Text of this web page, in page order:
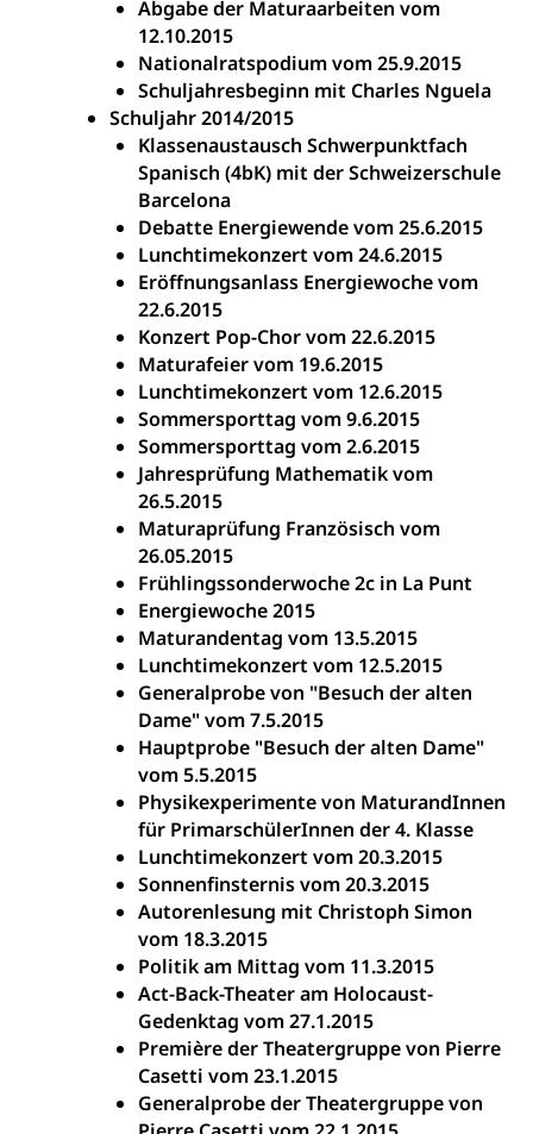
Abgabe der Maturaarbeiten vom
12.10.2015
Nationalratspodium vom 25.9.2015
Schuljahresbeginn mit Charles Nguela
Schuljahr 2014/2015
Klassenaustausch Schwerpunktfach
Spanisch (4bK) mit der Schweizerschule
Barcelona
Debatte Energiewende vom 25.6.2015
Lunchtimekonzert vom 24.6.2015
Eröffnungsanlass Energiewoche vom
22.6.2015
Konzert Pop-Chor vom 22.6.2015
Maturafeier vom 19.6.2015
Lunchtimekonzert vom 12.6.2015
Sommersporttag vom 9.6.2015
Sommersporttag vom 2.6.2015
Jahresprüfung Mathematik vom
26.5.2015
Maturaprüfung Französisch vom
26.05.2015
Frühlingssonderwoche 2c in La Punt
Energiewoche 2015
Maturandentag vom 13.5.2015
Lunchtimekonzert vom 12.5.2015
Generalprobe von "Besuch der alten
Dame" vom 7.5.2015
Hauptprobe "Besuch der alten Dame"
vom 5.5.2015
Physikexperimente von MaturandInnen
für PrimarschülerInnen der 4. Klasse
Lunchtimekonzert vom 20.3.2015
Sonnenfinsternis vom 20.3.2015
Autorenlesung mit Christoph Simon
vom 18.3.2015
Politik am Mittag vom 11.3.2015
Act-Back-Theater am Holocaust-
Gedenktag vom 27.1.2015
Première der Theatergruppe von Pierre
Casetti vom 23.1.2015
Generalprobe der Theatergruppe von